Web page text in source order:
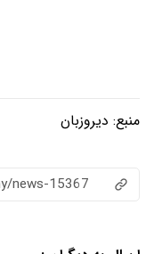
منبع: دیروزبان
news-15367